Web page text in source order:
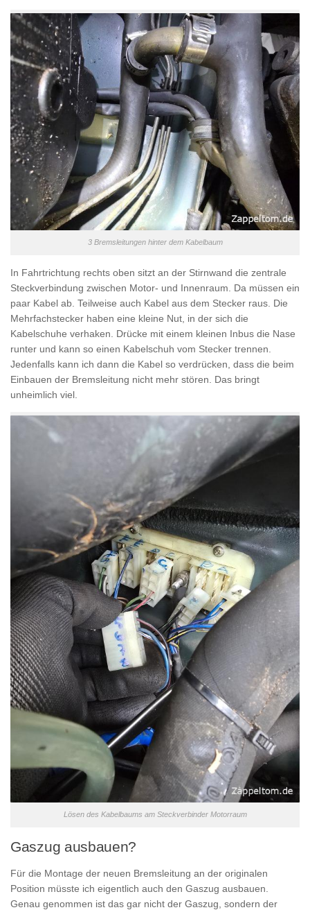
3 Bremsleitungen hinter dem Kabelbaum
In Fahrtrichtung rechts oben sitzt an der Stirnwand die zentrale
Steckverbindung zwischen Motor- und Innenraum. Da müssen ein
paar Kabel ab. Teilweise auch Kabel aus dem Stecker raus. Die
Mehrfachstecker haben eine kleine Nut, in der sich die
Kabelschuhe verhaken. Drücke mit einem kleinen Inbus die Nase
runter und kann so einen Kabelschuh vom Stecker trennen.
Jedenfalls kann ich dann die Kabel so verdrücken, dass die beim
Einbauen der Bremsleitung nicht mehr stören. Das bringt
unheimlich viel.
Lösen des Kabelbaums am Steckverbinder Motorraum
Gaszug ausbauen?
Für die Montage der neuen Bremsleitung an der originalen
Position müsste ich eigentlich auch den Gaszug ausbauen.
Genau genommen ist das gar nicht der Gaszug, sondern der